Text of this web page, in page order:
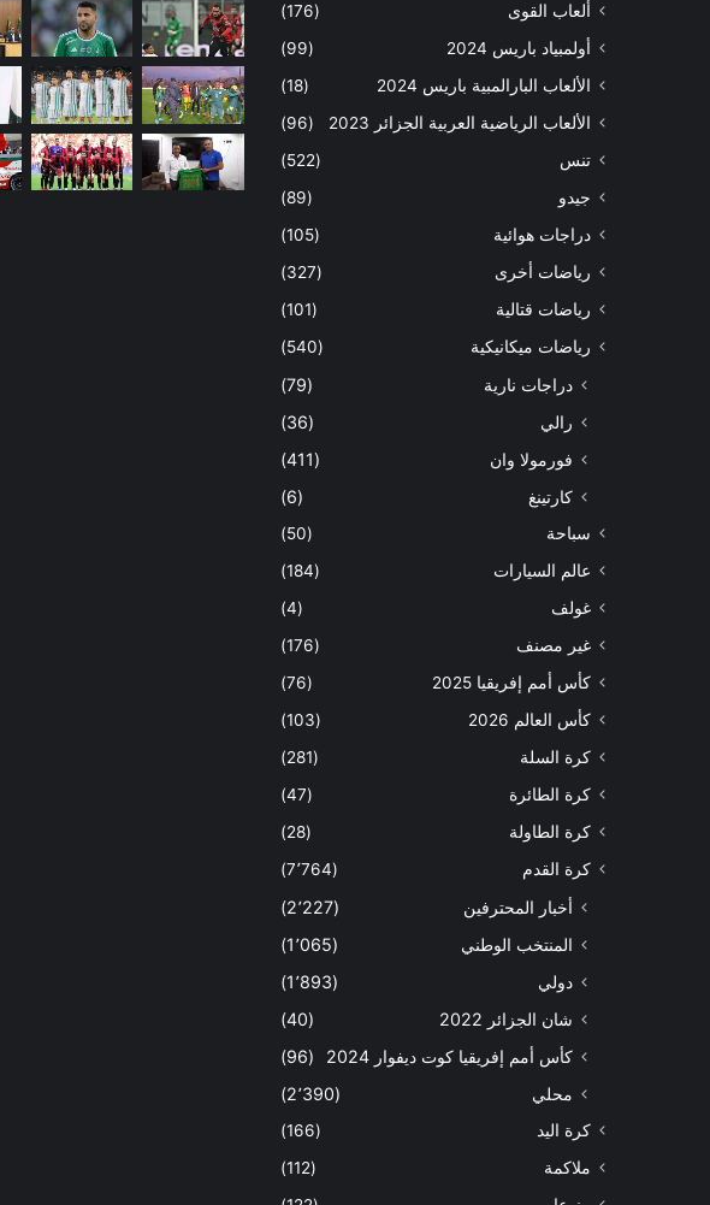
ألعاب القوى
(176)
أولمبياد باريس 2024
(99)
الألعاب البارالمبية باريس 2024
(18)
الألعاب الرياضية العربية الجزائر 2023
(96)
تنس
(522)
جيدو
(89)
دراجات هوائية
(105)
رياضات أخرى
(327)
رياضات قتالية
(101)
رياضات ميكانيكية
(540)
دراجات نارية
(79)
رالي
(36)
فورمولا وان
(411)
كارتينغ
(6)
سباحة
(50)
عالم السيارات
(184)
غولف
(4)
غير مصنف
(176)
كأس أمم إفريقيا 2025
(76)
كأس العالم 2026
(103)
كرة السلة
(281)
كرة الطائرة
(47)
كرة الطاولة
(28)
كرة القدم
(7٬764)
أخبار المحترفين
(2٬227)
المنتخب الوطني
(1٬065)
دولي
(1٬893)
شان الجزائر 2022
(40)
كأس أمم إفريقيا كوت ديفوار 2024
(96)
محلي
(2٬390)
كرة اليد
(166)
ملاكمة
(112)